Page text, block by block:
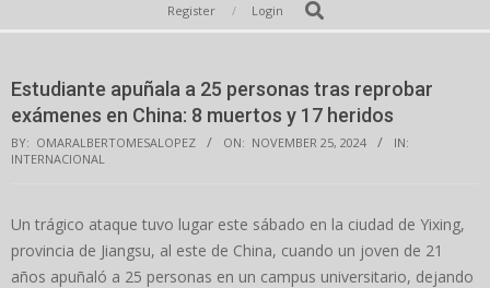
Navigation
Register Login Search
Estudiante apuñala a 25 personas tras reprobar
exámenes en China: 8 muertos y 17 heridos
BY: OMARALBERTOMESALOPEZ ON: NOVEMBER 25, 2024
IN:
INTERNACIONAL
Un trágico ataque tuvo lugar este sábado en la ciudad de Yixing,
provincia de Jiangsu, al este de China, cuando un joven de 21
años apuñaló a 25 personas en un campus universitario, dejando